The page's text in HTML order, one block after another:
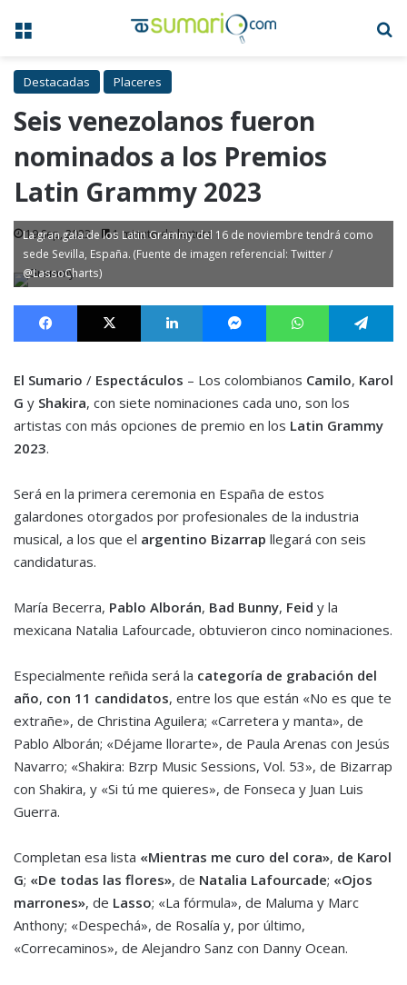
Menú
Destacadas Placeres
Seis venezolanos fueron
nominados a los Premios
Latin Grammy 2023
19 Sep, 2023 1 minuto de lectura
La gran gala de los Latin Grammy del 16 de noviembre tendrá como
sede Sevilla, España. (Fuente de imagen referencial: Twitter /
@LassoCharts)
Facebook X LinkedIn MessengerWhatsApp
El Sumario / Espectáculos – Los colombianos Camilo, Karol
G y Shakira, con siete nominaciones cada uno, son los
artistas con más opciones de premio en los Latin Grammy
2023.
Será en la primera ceremonia en España de estos
galardones otorgados por profesionales de la industria
musical, a los que el argentino Bizarrap llegará con seis
candidaturas.
María Becerra, Pablo Alborán, Bad Bunny, Feid y la
mexicana Natalia Lafourcade, obtuvieron cinco nominaciones.
Especialmente reñida será la categoría de grabación del
año, con 11 candidatos, entre los que están «No es que te
extrañe», de Christina Aguilera; «Carretera y manta», de
Pablo Alborán; «Déjame llorarte», de Paula Arenas con Jesús
Navarro; «Shakira: Bzrp Music Sessions, Vol. 53», de Bizarrap
con Shakira, y «Si tú me quieres», de Fonseca y Juan Luis
Guerra.
Completan esa lista «Mientras me curo del cora», de Karol
G; «De todas las flores», de Natalia Lafourcade; «Ojos
marrones», de Lasso; «La fórmula», de Maluma y Marc
Anthony; «Despechá», de Rosalía y, por último,
«Correcaminos», de Alejandro Sanz con Danny Ocean.